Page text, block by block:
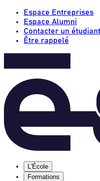
Espace Entreprises
Espace Alumni
Contacter un étudiant
Être rappelé
L'École
Formations